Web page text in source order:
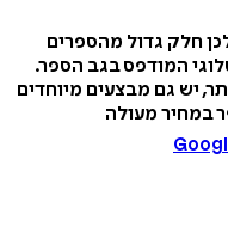
חלק גדול מהספרים
המודפס בגב הספר.
יש גם מבצעים מיוחדים
במחיר מעולה